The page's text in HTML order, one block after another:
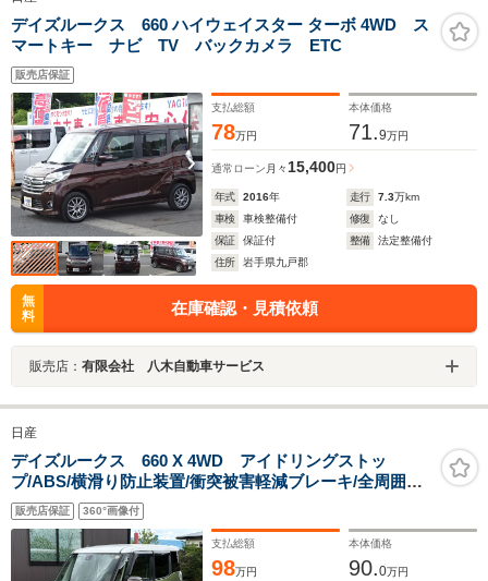
デイズルークス 660 ハイウェイスター ターボ 4WD ス
マートキー ナビ TV バックカメラ ETC
販売店保証
支払総額
78万円
本体価格
71.9万円
通常ローン 月々 15,400円
年式 2016年 走行 7.3万km
車検
車検整備付 修復
なし
保証
保証付 整備
法定整備付
住所
岩手県九戸郡
無
料
在庫確認・見積依頼
販売店： 有限会社 八木自動車サービス
日産
デイズルークス 660 X 4WD アイドリングストッ
プ/ABS/横滑り防止装置/衝突被害軽減ブレーキ/全周囲カ
メラ/フルセグTV/メモリーナビ/DVD再生/シートヒーター/
両側電動スライドドア/LEDライト/アルミホイール/スマー
トキー
販売店保証 360°画像付
支払総額
98万円
本体価格
90.0万円